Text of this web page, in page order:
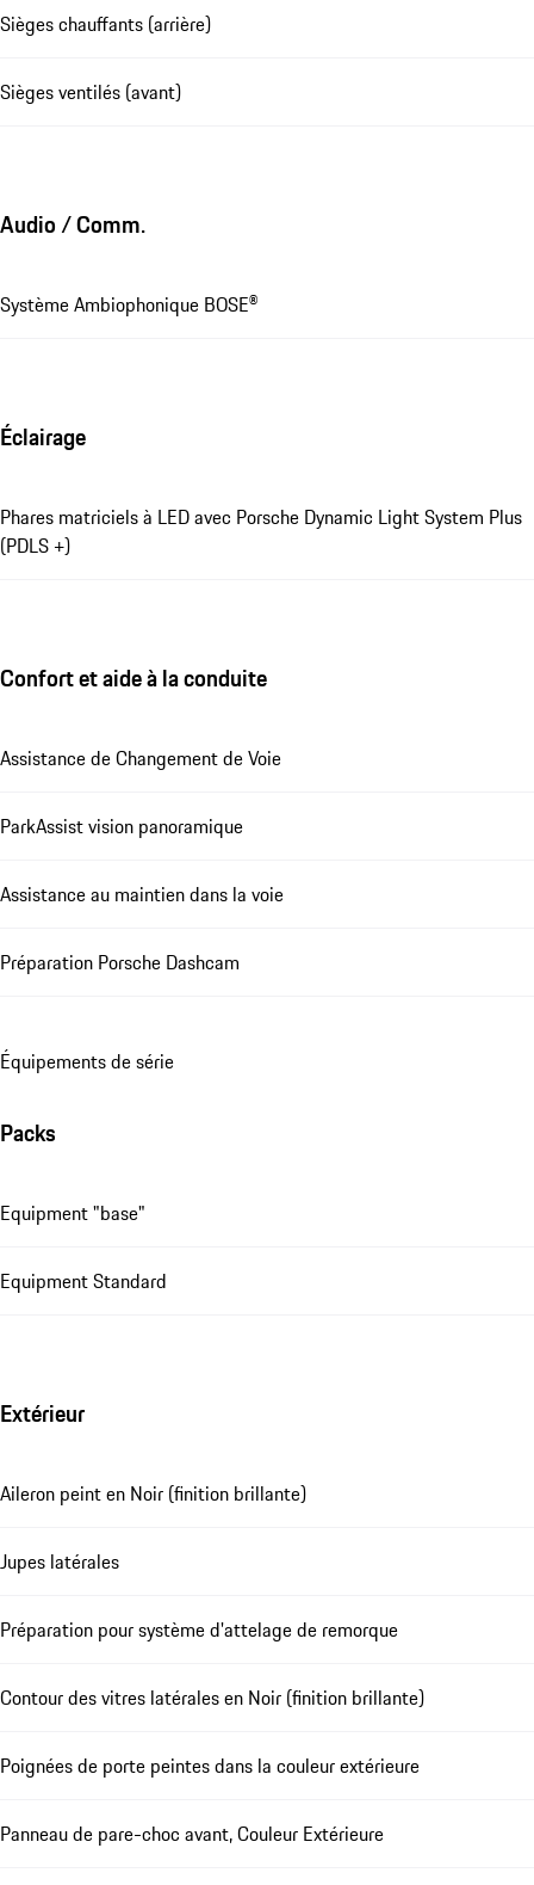
Sièges chauffants (arrière)
Sièges ventilés (avant)
Audio / Comm.
Système Ambiophonique BOSE®
Éclairage
Phares matriciels à LED avec Porsche Dynamic Light System Plus
(PDLS +)
Confort et aide à la conduite
Assistance de Changement de Voie
ParkAssist vision panoramique
Assistance au maintien dans la voie
Préparation Porsche Dashcam
Équipements de série
Packs
Equipment "base"
Equipment Standard
Extérieur
Aileron peint en Noir (finition brillante)
Jupes latérales
Préparation pour système d'attelage de remorque
Contour des vitres latérales en Noir (finition brillante)
Poignées de porte peintes dans la couleur extérieure
Panneau de pare-choc avant, Couleur Extérieure